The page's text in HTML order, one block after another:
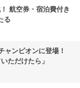
航空券・宿泊費付き
る
ャンピオンに登場！
ただけたら」